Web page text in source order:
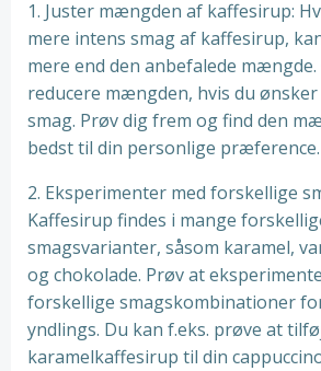
1. Juster mængden af kaffesirup:
mere intens smag af kaffesirup,
mere end den anbefalede
reducere mængden, hvis du
smag. Prøv dig frem og find den
bedst til din personlige præference.
2. Eksperimenter med forskellige
Kaffesirup findes i mange
smagsvarianter, såsom karamel,
og chokolade. Prøv at
forskellige smagskombinationer
yndlings. Du kan f.eks. prøve at
karamelkaffesirup til din